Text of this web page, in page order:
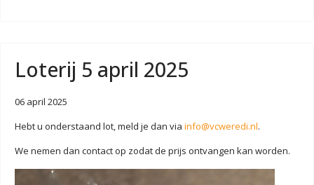
Loterij 5 april 2025
06 april 2025
Hebt u onderstaand lot, meld je dan via info@vcweredi.nl.
We nemen dan contact op zodat de prijs ontvangen kan worden.